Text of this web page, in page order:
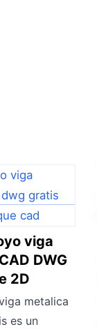
viga
DWG
2D
metalica
es un